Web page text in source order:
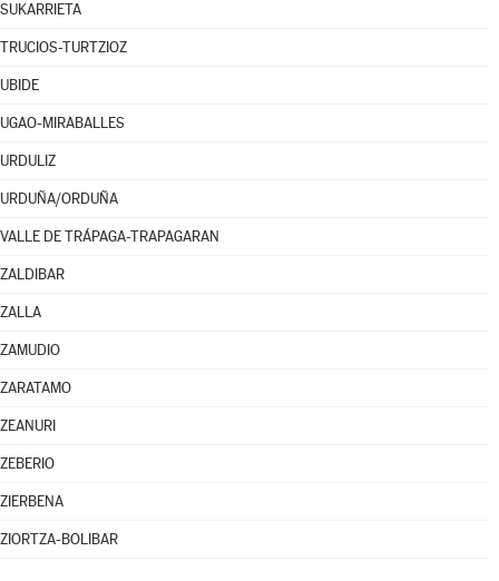
SUKARRIETA
TRUCIOS-TURTZIOZ
UBIDE
UGAO-MIRABALLES
URDULIZ
URDUÑA/ORDUÑA
VALLE DE TRÁPAGA-TRAPAGARAN
ZALDIBAR
ZALLA
ZAMUDIO
ZARATAMO
ZEANURI
ZEBERIO
ZIERBENA
ZIORTZA-BOLIBAR